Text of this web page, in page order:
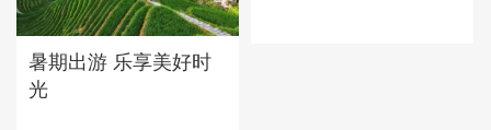
暑期出游 乐享美好时
光